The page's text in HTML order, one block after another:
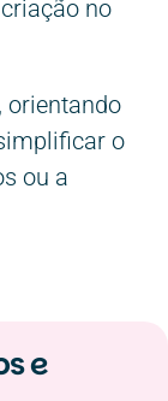
no
orientando
o
ou a
e